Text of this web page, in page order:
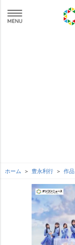
ホーム 豊永利行 作品